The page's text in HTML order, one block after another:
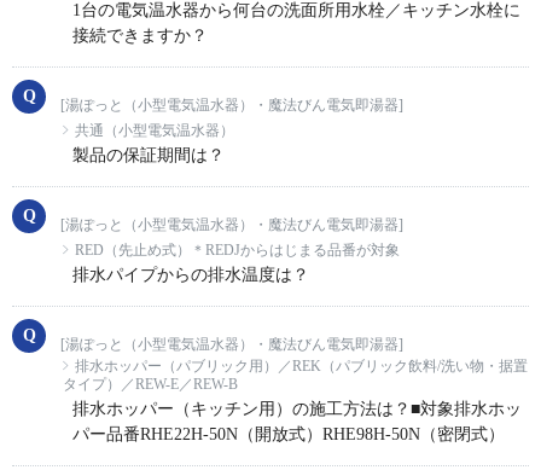
1台の電気温水器から何台の洗面所用水栓／キッチン水栓に
接続できますか？
[湯ぽっと（小型電気温水器）・魔法びん電気即湯器]
共通（小型電気温水器）
製品の保証期間は？
[湯ぽっと（小型電気温水器）・魔法びん電気即湯器]
RED（先止め式）＊REDJからはじまる品番が対象
排水パイプからの排水温度は？
[湯ぽっと（小型電気温水器）・魔法びん電気即湯器]
排水ホッパー（パブリック用）／REK（パブリック飲料/洗い物・据置
タイプ）／REW-E／REW-B
排水ホッパー（キッチン用）の施工方法は？■対象排水ホッ
パー品番RHE22H-50N（開放式）RHE98H-50N（密閉式）